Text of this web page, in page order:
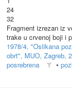
24
32
Fragment izrezan iz
trake u crvenoj boji i
1978/4, "Oslikana
obrt", MUO, Zagreb,
posrebrena •